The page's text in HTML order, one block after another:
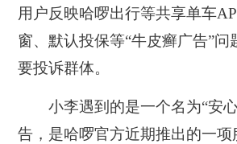
用户反映哈啰出行等共享单车
窗、默认投保等“牛皮癣广告”问
要投诉群体。
小李遇到的是一个名为“安心
告，是哈啰官方近期推出的一